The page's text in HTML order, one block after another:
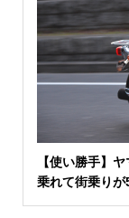
【使い勝手】
乗れて街乗りが